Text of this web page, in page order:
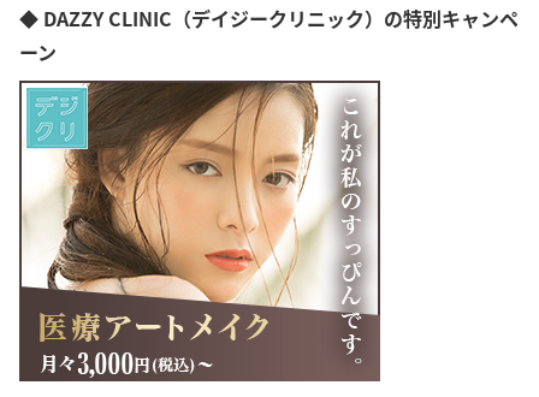
愛知県
滋賀県
京都府
大阪府
兵庫県
和歌山県
島根県
岡山県
広島県
山口県
徳島県
香川県
愛媛県
◆ DAZZY CLINIC（デイジークリニック）の特別キャンペ
ーン